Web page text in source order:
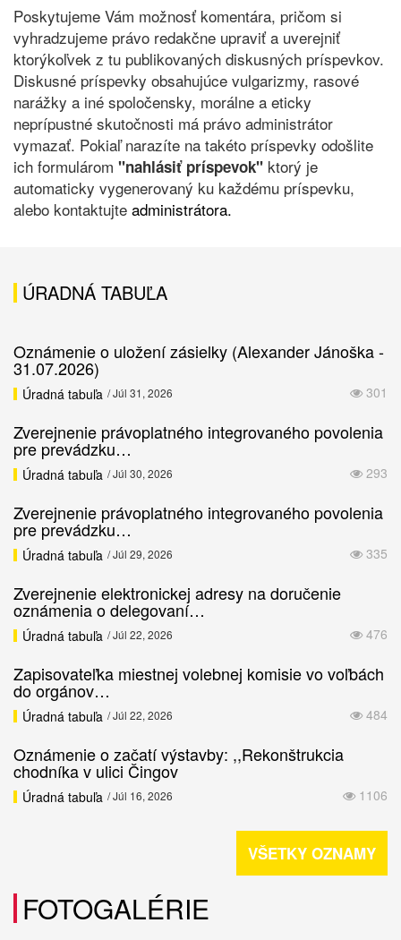
Poskytujeme Vám možnosť komentára, pričom si
vyhradzujeme právo redakčne upraviť a uverejniť
ktorýkoľvek z tu publikovaných diskusných príspevkov.
Diskusné príspevky obsahujúce vulgarizmy, rasové
narážky a iné spoločensky, morálne a eticky
neprípustné skutočnosti má právo administrátor
vymazať. Pokiaľ narazíte na takéto príspevky odošlite
ich formulárom "nahlásiť príspevok" ktorý je
automaticky vygenerovaný ku každému príspevku,
alebo kontaktujte administrátora.
ÚRADNÁ TABUĽA
Oznámenie o uložení zásielky (Alexander Jánoška -
31.07.2026)
301
Úradná tabuľa / Júl 31, 2026
Zverejnenie právoplatného integrovaného povolenia
pre prevádzku…
293
Úradná tabuľa / Júl 30, 2026
Zverejnenie právoplatného integrovaného povolenia
pre prevádzku…
335
Úradná tabuľa / Júl 29, 2026
Zverejnenie elektronickej adresy na doručenie
oznámenia o delegovaní…
476
Úradná tabuľa / Júl 22, 2026
Zapisovateľka miestnej volebnej komisie vo voľbách
do orgánov…
484
Úradná tabuľa / Júl 22, 2026
Oznámenie o začatí výstavby: ,,Rekonštrukcia
chodníka v ulici Čingov
1106
Úradná tabuľa / Júl 16, 2026
VŠETKY OZNAMY
FOTOGALÉRIE